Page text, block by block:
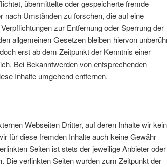
übermittelte oder gespeicherte fremde
nach Umständen zu forschen, die auf eine
zur Entfernung oder Sperrung der
allgemeinen Gesetzen bleiben hiervon
erst ab dem Zeitpunkt der Kenntnis einer
Bei Bekanntwerden von entsprechenden
Inhalte umgehend entfernen.
Webseiten Dritter, auf deren Inhalte wir
für diese fremden Inhalte auch keine Gewähr
Seiten ist stets der jeweilige Anbieter oder
Die verlinkten Seiten wurden zum Zeitpunkt der